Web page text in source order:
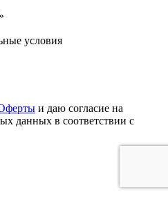
условия
и даю согласие на
данных в соответствии с